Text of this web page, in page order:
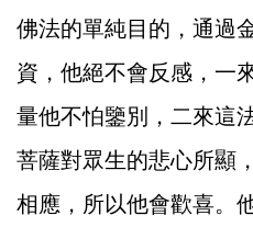
佛法的單純目的，通過
資，他絕不會反感，一
量他不怕鑒別，二來這
菩薩對眾生的悲心所顯
相應，所以他會歡喜。